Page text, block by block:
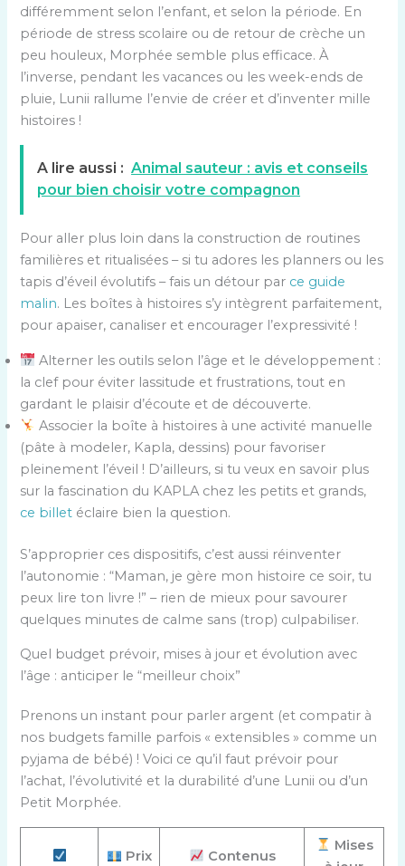
différemment selon l’enfant, et selon la période. En
période de stress scolaire ou de retour de crèche un
peu houleux, Morphée semble plus efficace. À
l’inverse, pendant les vacances ou les week-ends de
pluie, Lunii rallume l’envie de créer et d’inventer mille
histoires !
A lire aussi : Animal sauteur : avis et conseils
pour bien choisir votre compagnon
Pour aller plus loin dans la construction de routines
familières et ritualisées – si tu adores les planners ou les
tapis d’éveil évolutifs – fais un détour par ce guide
malin. Les boîtes à histoires s’y intègrent parfaitement,
pour apaiser, canaliser et encourager l’expressivité !
Alterner les outils selon l’âge et le développement :
la clef pour éviter lassitude et frustrations, tout en
gardant le plaisir d’écoute et de découverte.
Associer la boîte à histoires à une activité manuelle
(pâte à modeler, Kapla, dessins) pour favoriser
pleinement l’éveil ! D’ailleurs, si tu veux en savoir plus
sur la fascination du KAPLA chez les petits et grands,
ce billet éclaire bien la question.
S’approprier ces dispositifs, c’est aussi réinventer
l’autonomie : “Maman, je gère mon histoire ce soir, tu
peux lire ton livre !” – rien de mieux pour savourer
quelques minutes de calme sans (trop) culpabiliser.
Quel budget prévoir, mises à jour et évolution avec
l’âge : anticiper le “meilleur choix”
Prenons un instant pour parler argent (et compatir à
nos budgets famille parfois « extensibles » comme un
pyjama de bébé) ! Voici ce qu’il faut prévoir pour
l’achat, l’évolutivité et la durabilité d’une Lunii ou d’un
Petit Morphée.
Prix Contenus
Mises